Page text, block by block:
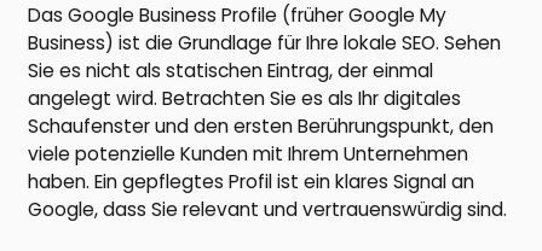
Das Google Business Profile (früher Google My
Business) ist die Grundlage für Ihre lokale SEO. Sehen
Sie es nicht als statischen Eintrag, der einmal
angelegt wird. Betrachten Sie es als Ihr digitales
Schaufenster und den ersten Berührungspunkt, den
viele potenzielle Kunden mit Ihrem Unternehmen
haben. Ein gepflegtes Profil ist ein klares Signal an
Google, dass Sie relevant und vertrauenswürdig sind.